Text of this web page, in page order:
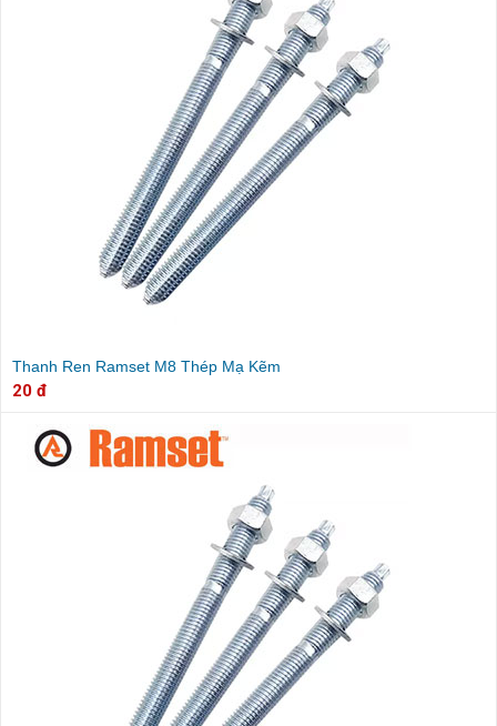
Thanh Ren Ramset M8 Thép Mạ Kẽm
20 đ